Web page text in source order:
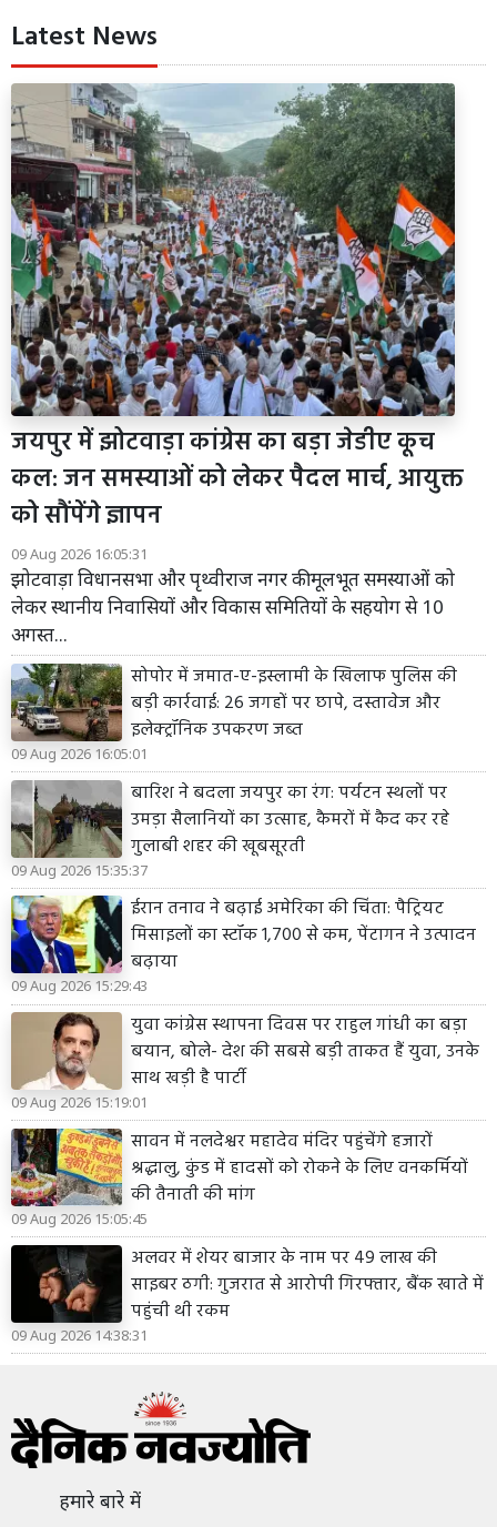
Latest News
जयपुर में झोटवाड़ा कांग्रेस का बड़ा जेडीए कूच
कल: जन समस्याओं को लेकर पैदल मार्च, आयुक्त
को सौंपेंगे ज्ञापन
09 Aug 2026 16:05:31
झोटवाड़ा विधानसभा और पृथ्वीराज नगर की मूलभूत समस्याओं को
लेकर स्थानीय निवासियों और विकास समितियों के सहयोग से 10
अगस्त...
सोपोर में जमात-ए-इस्लामी के खिलाफ पुलिस की
बड़ी कार्रवाई: 26 जगहों पर छापे, दस्तावेज और
इलेक्ट्रॉनिक उपकरण जब्त
09 Aug 2026 16:05:01
बारिश ने बदला जयपुर का रंग: पर्यटन स्थलों पर
उमड़ा सैलानियों का उत्साह, कैमरों में कैद कर रहे
गुलाबी शहर की खूबसूरती
09 Aug 2026 15:35:37
ईरान तनाव ने बढ़ाई अमेरिका की चिंता: पैट्रियट
मिसाइलों का स्टॉक 1,700 से कम, पेंटागन ने उत्पादन
बढ़ाया
09 Aug 2026 15:29:43
युवा कांग्रेस स्थापना दिवस पर राहुल गांधी का बड़ा
बयान, बोले- देश की सबसे बड़ी ताकत हैं युवा, उनके
साथ खड़ी है पार्टी
09 Aug 2026 15:19:01
सावन में नलदेश्वर महादेव मंदिर पहुंचेंगे हजारों
श्रद्धालु, कुंड में हादसों को रोकने के लिए वनकर्मियों
की तैनाती की मांग
09 Aug 2026 15:05:45
अलवर में शेयर बाजार के नाम पर 49 लाख की
साइबर ठगी: गुजरात से आरोपी गिरफ्तार, बैंक खाते में
पहुंची थी रकम
09 Aug 2026 14:38:31
हमारे बारे में